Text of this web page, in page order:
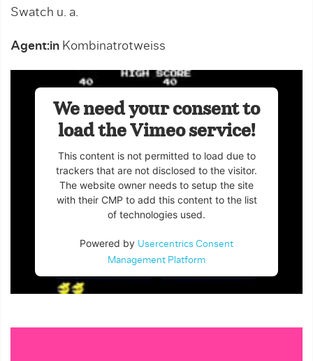
Swatch u. a.
Agent:in Kombinatrotweiss
We need your consent to
load the Vimeo service!
This content is not permitted to load due to
trackers that are not disclosed to the visitor.
The website owner needs to setup the site
with their CMP to add this content to the list
of technologies used.
Powered by Usercentrics Consent
Management Platform